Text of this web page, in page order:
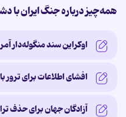
همه‌چیز درباره جنگ ایران با
اوکراین سند منگوله‌دار
افشای اطلاعات برای ترور
آزادگان جهان برای حذف